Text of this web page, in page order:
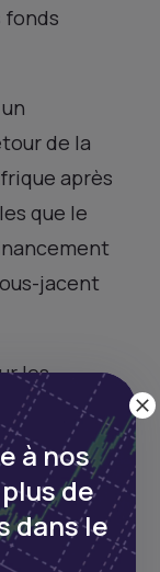
fonds
de la
après
que le
jacent
les
et
?
depuis vos
!
à nos
de
dans le